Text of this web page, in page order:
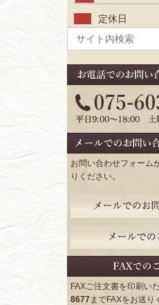
定休日
索
ワ
ド
お問い合わせフォーム
りください。
FAXご注文書を印刷い
8677までFAXをお送り